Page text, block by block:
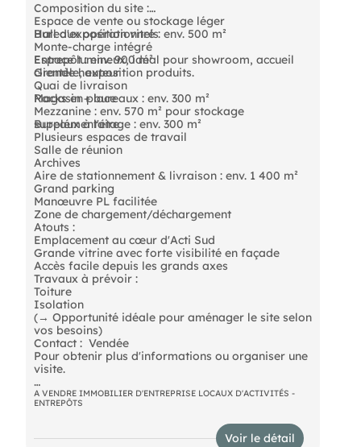
Composition du site :
Hall d'exposition vitré : env. 500 m²
Espace lumineux, idéal pour showroom, accueil
clientèle, exposition produits.
Magasin + bureaux : env. 300 m²
Espace de vente ou stockage léger
Bureaux opérationnels
Monte-charge intégré
Entrepôt : env. 900 m²
Grande hauteur
Quai de livraison
Racks en place
Mezzanine : env. 570 m² pour stockage
supplémentaire
Bureaux à l'étage : env. 300 m²
Plusieurs espaces de travail
Salle de réunion
Archives
Aire de stationnement & livraison : env. 1 400 m²
Grand parking
Manœuvre PL facilitée
Zone de chargement/déchargement
Atouts :
Emplacement au cœur d'Acti Sud
Grande vitrine avec forte visibilité en façade
Accès facile depuis les grands axes
Travaux à prévoir :
Toiture
Isolation
(→ Opportunité idéale pour aménager le site selon
vos besoins)
Contact :  Vendée 
Pour obtenir plus d'informations ou organiser une
visite.
Les informations sur les risques auxquels ce bien
est exposé sont disponibles sur le site Géorisques :
A VENDRE IMMOBILIER D'ENTREPRISE LOCAUX D'ACTIVITÉS -
ENTREPÔTS
Voir le détail